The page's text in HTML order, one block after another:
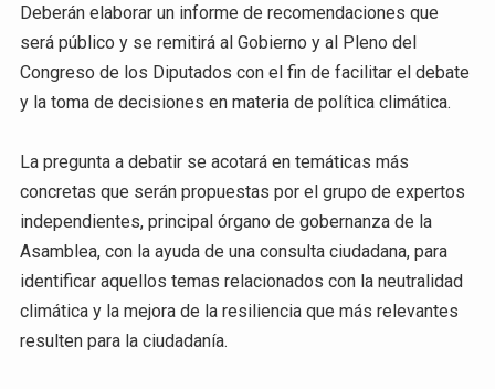
Deberán elaborar un informe de recomendaciones que
será público y se remitirá al Gobierno y al Pleno del
Congreso de los Diputados con el fin de facilitar el debate
y la toma de decisiones en materia de política climática.
La pregunta a debatir se acotará en temáticas más
concretas que serán propuestas por el grupo de expertos
independientes, principal órgano de gobernanza de la
Asamblea, con la ayuda de una consulta ciudadana, para
identificar aquellos temas relacionados con la neutralidad
climática y la mejora de la resiliencia que más relevantes
resulten para la ciudadanía.